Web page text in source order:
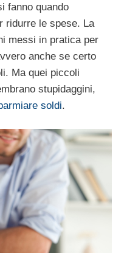
fanno quando
ridurre le spese. La
messi in pratica per
anche se certo
Ma quei piccoli
stupidaggini,
soldi.